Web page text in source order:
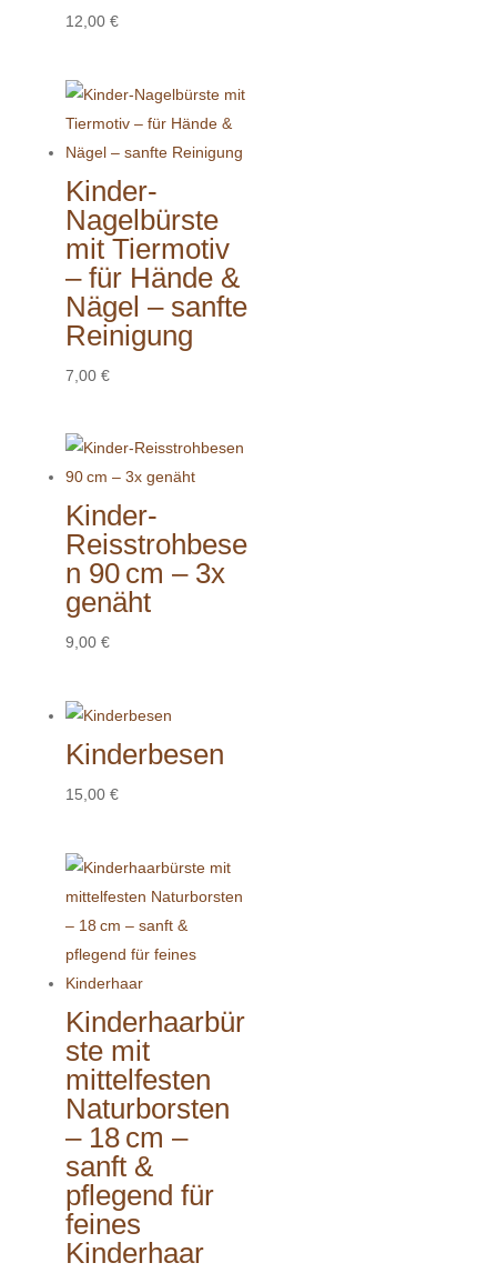
12,00 €
Kinder-
Nagelbürste
mit Tiermotiv
– für Hände &
Nägel – sanfte
Reinigung
7,00 €
Kinder-
Reisstrohbese
n 90 cm – 3x
genäht
9,00 €
Kinderbesen
15,00 €
Kinderhaarbür
ste mit
mittelfesten
Naturborsten
– 18 cm –
sanft &
pflegend für
feines
Kinderhaar